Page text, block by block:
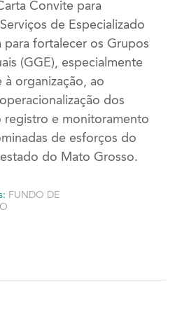
Convite para
de Especializado
para fortalecer os Grupos
(GGE), especialmente
organização, ao
dos
registro e monitoramento
de esforços do
do Mato Grosso.
FUNDO DE